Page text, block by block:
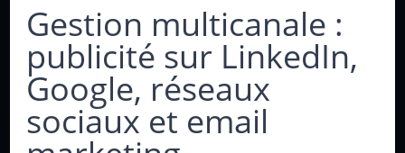
Gestion multicanale :
publicité sur LinkedIn,
Google, réseaux
sociaux et email